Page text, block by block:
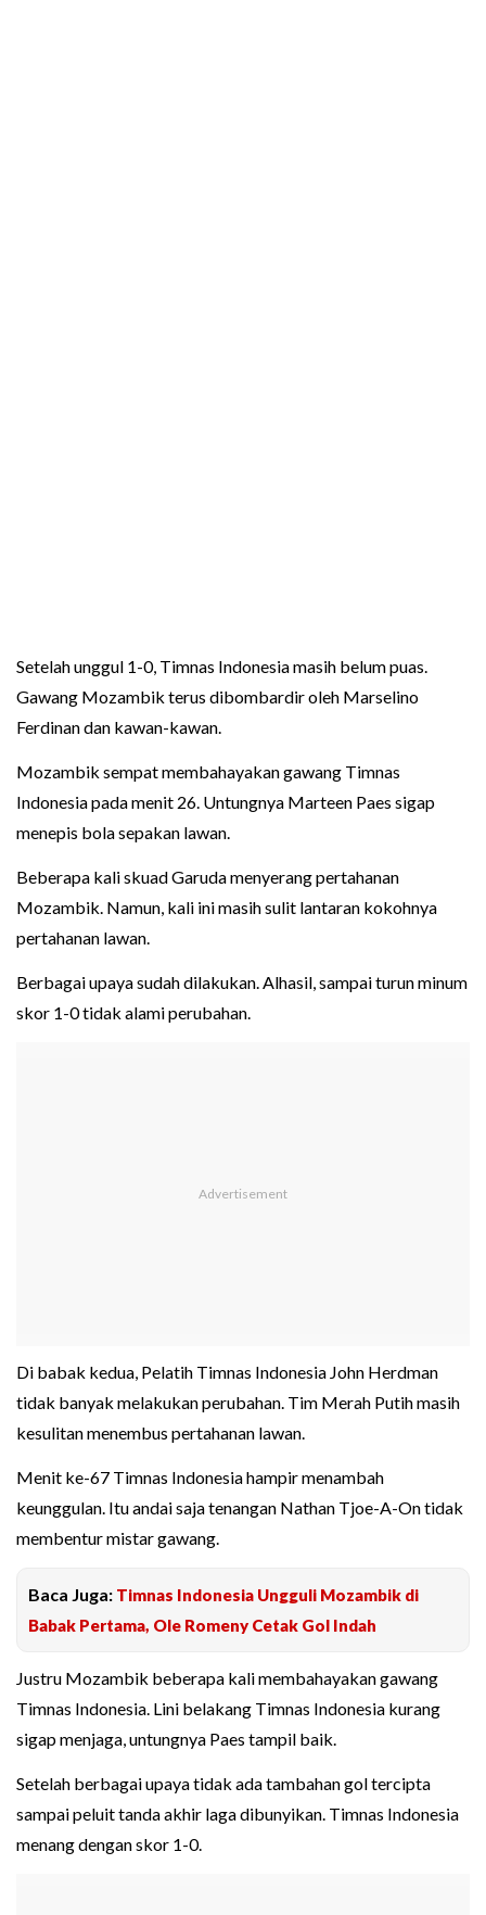
Setelah unggul 1-0, Timnas Indonesia masih belum puas.
Gawang Mozambik terus dibombardir oleh Marselino
Ferdinan dan kawan-kawan.
Mozambik sempat membahayakan gawang Timnas
Indonesia pada menit 26. Untungnya Marteen Paes sigap
menepis bola sepakan lawan.
Beberapa kali skuad Garuda menyerang pertahanan
Mozambik. Namun, kali ini masih sulit lantaran kokohnya
pertahanan lawan.
Berbagai upaya sudah dilakukan. Alhasil, sampai turun minum
skor 1-0 tidak alami perubahan.
Di babak kedua, Pelatih Timnas Indonesia John Herdman
tidak banyak melakukan perubahan. Tim Merah Putih masih
kesulitan menembus pertahanan lawan.
Menit ke-67 Timnas Indonesia hampir menambah
keunggulan. Itu andai saja tenangan Nathan Tjoe-A-On tidak
membentur mistar gawang.
Baca Juga: Timnas Indonesia Ungguli Mozambik di
Babak Pertama, Ole Romeny Cetak Gol Indah
Justru Mozambik beberapa kali membahayakan gawang
Timnas Indonesia. Lini belakang Timnas Indonesia kurang
sigap menjaga, untungnya Paes tampil baik.
Setelah berbagai upaya tidak ada tambahan gol tercipta
sampai peluit tanda akhir laga dibunyikan. Timnas Indonesia
menang dengan skor 1-0.